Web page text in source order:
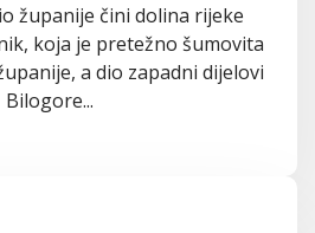
županije čini dolina rijeke
koja je pretežno šumovita
a dio zapadni dijelovi
Bilogore...